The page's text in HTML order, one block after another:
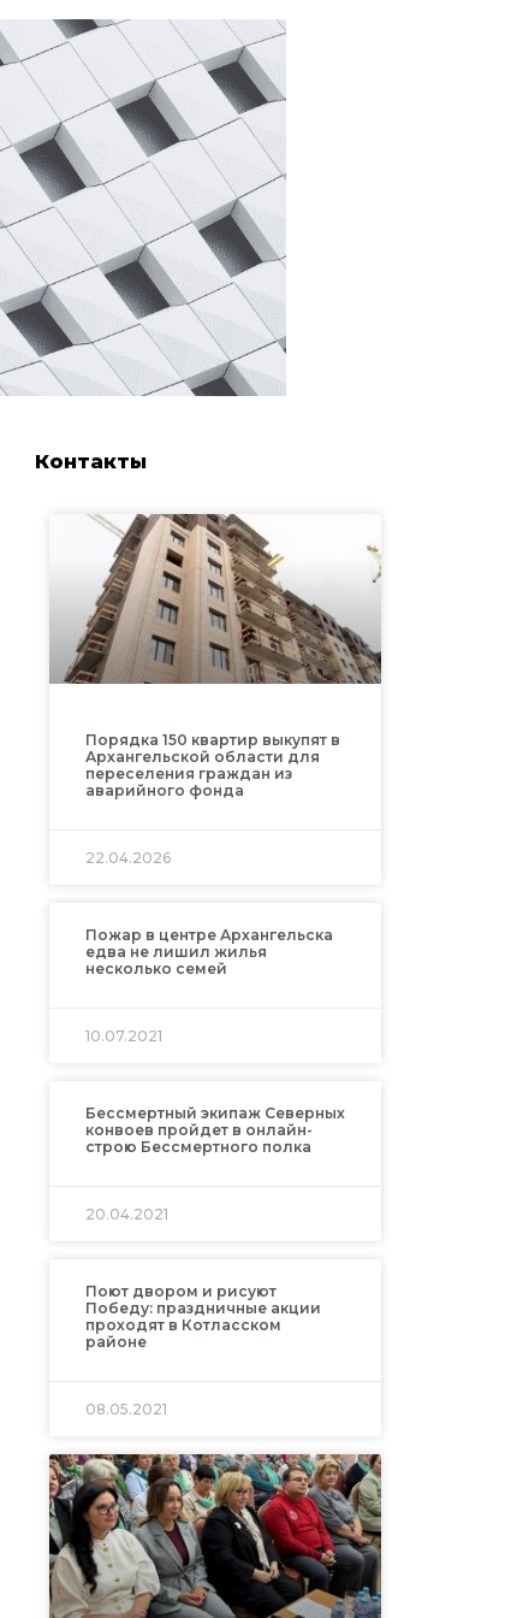
Контакты
Порядка 150 квартир выкупят в
Архангельской области для
переселения граждан из
аварийного фонда
22.04.2026
Пожар в центре Архангельска
едва не лишил жилья
несколько семей
10.07.2021
Бессмертный экипаж Северных
конвоев пройдет в онлайн-
строю Бессмертного полка
20.04.2021
Поют двором и рисуют
Победу: праздничные акции
проходят в Котласском
районе
08.05.2021